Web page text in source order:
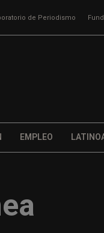
de Periodismo
EMPLEO